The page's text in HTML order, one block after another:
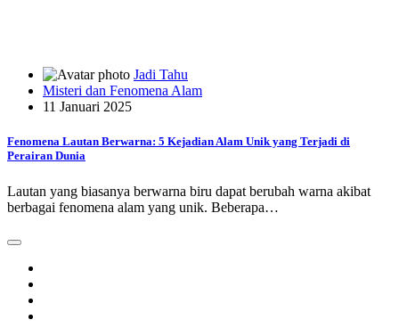
Jadi Tahu
Misteri dan Fenomena Alam
11 Januari 2025
Fenomena Lautan Berwarna: 5 Kejadian Alam Unik yang Terjadi di
Perairan Dunia
Lautan yang biasanya berwarna biru dapat berubah warna akibat
berbagai fenomena alam yang unik. Beberapa…